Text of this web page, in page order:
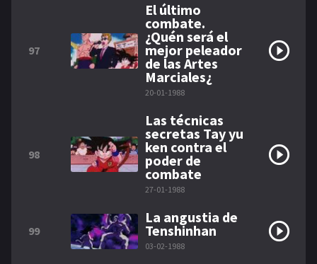
97
El último
combate.
¿Quén será el
mejor peleador
de las Artes
Marciales¿
20-01-1988
98
Las técnicas
secretas Tay yu
ken contra el
poder de
combate
27-01-1988
99
La angustia de
Tenshinhan
03-02-1988